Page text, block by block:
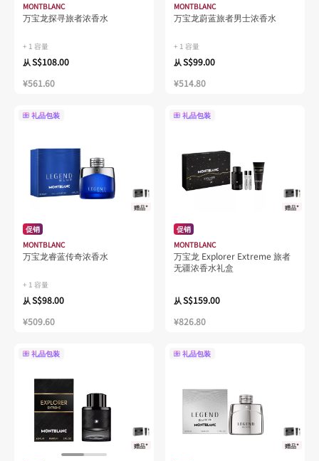
MONTBLANC
万宝龙探寻旅者浓香水
+ 1 容量
从S$108.00
¥561.60
MONTBLANC
万宝龙蔚蓝旅者男士浓香水
+ 1 容量
从S$99.00
¥514.80
礼品包装
赠品*
促销
MONTBLANC
万宝龙睿蓝传奇浓香水
+ 1 容量
从S$98.00
¥509.60
礼品包装
赠品*
促销
MONTBLANC
万宝龙 Explorer Extreme 旅者
无疆浓香水礼盒
从S$159.00
¥826.80
礼品包装
赠品*
礼品包装
赠品*